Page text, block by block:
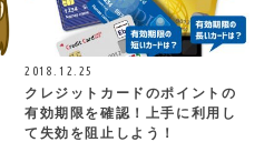
2018.12.25
クレジットカードのポイントの
有効期限を確認！上手に利用し
て失効を阻止しよう！